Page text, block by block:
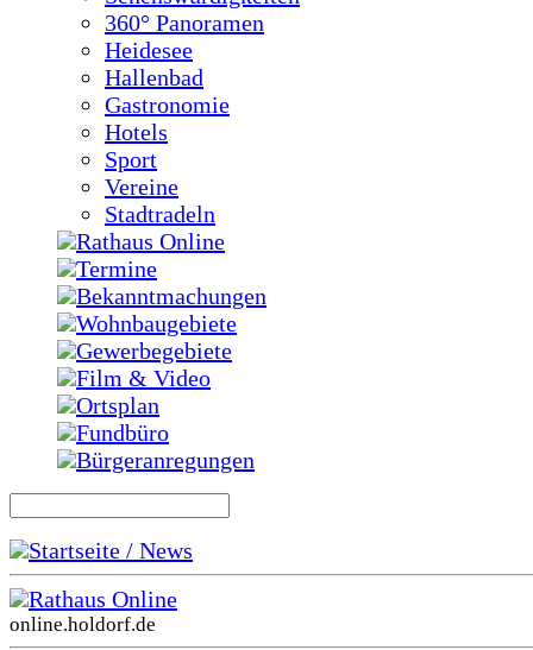
360° Panoramen
Heidesee
Hallenbad
Gastronomie
Hotels
Sport
Vereine
Stadtradeln
Rathaus Online
Termine
Bekanntmachungen
Wohnbaugebiete
Gewerbegebiete
Film & Video
Ortsplan
Fundbüro
Bürgeranregungen
Startseite / News
Rathaus Online
online.holdorf.de